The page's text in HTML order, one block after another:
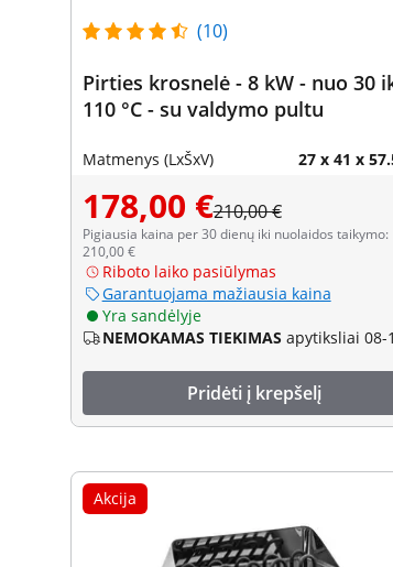
(10)
Pirties krosnelė - 8 kW - nuo 30
110 °C - su valdymo pultu
Matmenys (LxŠxV) 27 x 41 x
178,00 €210,00 €
Pigiausia kaina per 30 dienų iki nuolaidos taikymo:
210,00 €
Riboto laiko pasiūlymas
Garantuojama mažiausia kaina
Yra sandėlyje
NEMOKAMAS TIEKIMAS apytiksliai 08-
Pridėti į krepšelį
Akcija